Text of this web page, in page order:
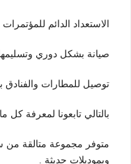
الاستعداد الدائم
صيانة بشكل دوري
توصيل للمطارات
بالتالي تابعونا لمعرفة
متوفر مجموعة متالقة من
وبموديلات حديثة .